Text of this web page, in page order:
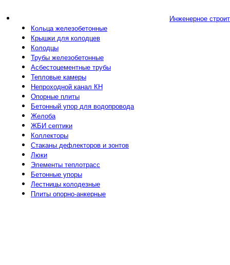
Инженерное
Кольца железобетонные
Крышки для колодцев
Колодцы
Трубы железобетонные
Асбестоцементные трубы
Тепловые камеры
Непроходной канал КН
Опорные плиты
Бетонный упор для водопровода
Желоба
ЖБИ септики
Коллекторы
Стаканы дефлекторов и зонтов
Люки
Элементы теплотрасс
Бетонные упоры
Лестницы колодезные
Плиты опорно-анкерные